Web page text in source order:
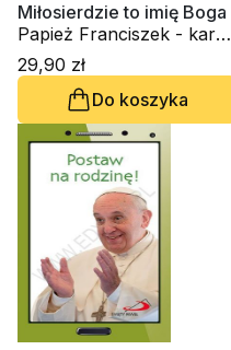
Miłosierdzie to imię Boga
Papież Franciszek - kard.
Jorge Mario Bergoglio
29,90 zł
Do koszyka